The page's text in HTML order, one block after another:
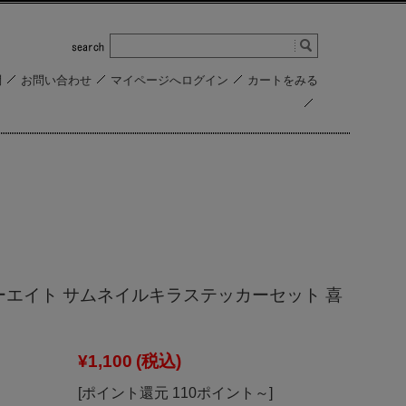
お問い合わせ マイページへログイン カートをみる
イト サムネイルキラステッカーセット 喜
¥1,100 (税込)
[ポイント還元 110ポイント～]